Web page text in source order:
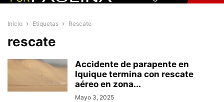
Inicio Etiquetas Rescate
rescate
Accidente de parapente en
Iquique termina con rescate
aéreo en zona...
Mayo 3, 2025